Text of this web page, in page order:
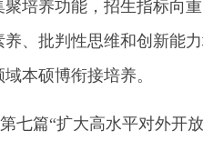
聚培养功能，招生指标向
养、批判性思维和创新能
本硕博衔接培养。
七篇“扩大高水平对外开